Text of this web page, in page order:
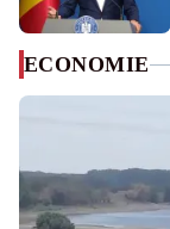
ECONOMIE